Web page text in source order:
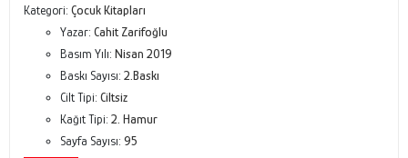
Kategori: Çocuk Kitapları
Yazar: Cahit Zarifoğlu
Basım Yılı: Nisan 2019
Baskı Sayısı: 2.Baskı
Cilt Tipi: Ciltsiz
Kağıt Tipi: 2. Hamur
Sayfa Sayısı: 95